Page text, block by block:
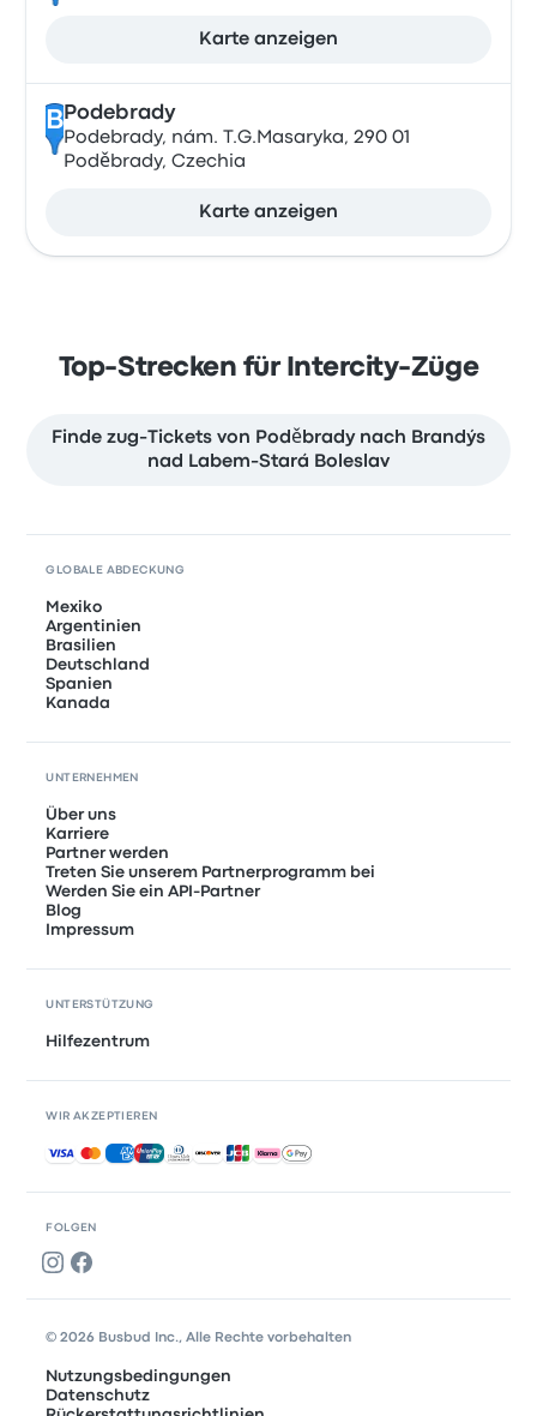
Karte anzeigen
B Podebrady
Podebrady, nám. T.G.Masaryka, 290 01
Poděbrady, Czechia
Karte anzeigen
Top-Strecken für Intercity-Züge
Finde zug-Tickets von Poděbrady nach Brandýs
nad Labem-Stará Boleslav
FOLGEN
GLOBALE ABDECKUNG
Mexiko
Argentinien
Brasilien
Deutschland
Spanien
Kanada
UNTERNEHMEN
Über uns
Karriere
Partner werden
Treten Sie unserem Partnerprogramm bei
Werden Sie ein API-Partner
Blog
Impressum
UNTERSTÜTZUNG
Hilfezentrum
WIR AKZEPTIEREN
Akzeptierte Zahlungsmethoden
© 2026 Busbud Inc., Alle Rechte vorbehalten
Nutzungsbedingungen
Datenschutz